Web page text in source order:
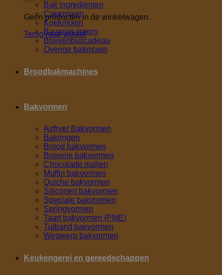
Geen producten in de winkelwagen.
Terug naar winkel
Bak ingredienten
Cakemixen
Koekmixen
Bavarois mixen
Brievenbuscadeau
Overige bakmixen
Broodbakmachines
Bakvormen
Airfryer Bakvormen
Bakringen
Brood bakvormen
Brownie bakvormen
Chocolade mallen
Muffin bakvormen
Quiche bakvormen
Siliconen bakvormen
Speciale bakvormen
Springvormen
Taart bakvormen (PME)
Tulband bakvormen
Wegwerp bakvormen
Keukengerei en gereedschappen